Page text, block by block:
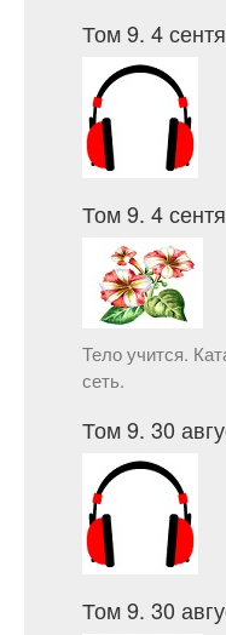
Том 9. 4
Том 9. 4
Тело учится.
сеть.
Том 9. 30
Том 9. 30